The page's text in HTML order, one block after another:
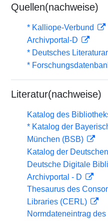
Quellen(nachweise)
* Kalliope-Verbund
Archivportal-D
* Deutsches
*
Literatur(nachweise)
Katalog des
* Katalog der
München (BSB)
Katalog der
Deutsche Digitale
Archivportal - D
Thesaurus des
Libraries (CERL)
Normdateneintrag